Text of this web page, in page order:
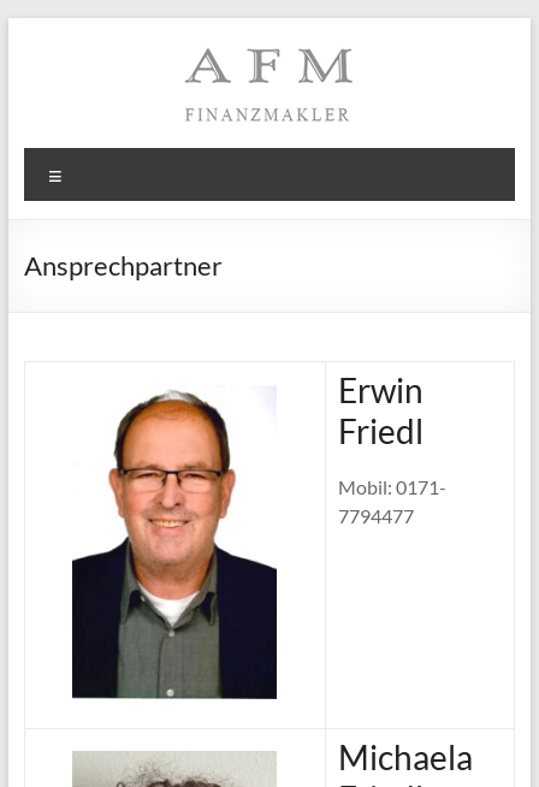
AFM
GmbH
–
Finanzmakler
Immobilienvermittlung
Ansprechpartner
Erwin
Friedl
Mobil: 0171-
7794477
Michaela